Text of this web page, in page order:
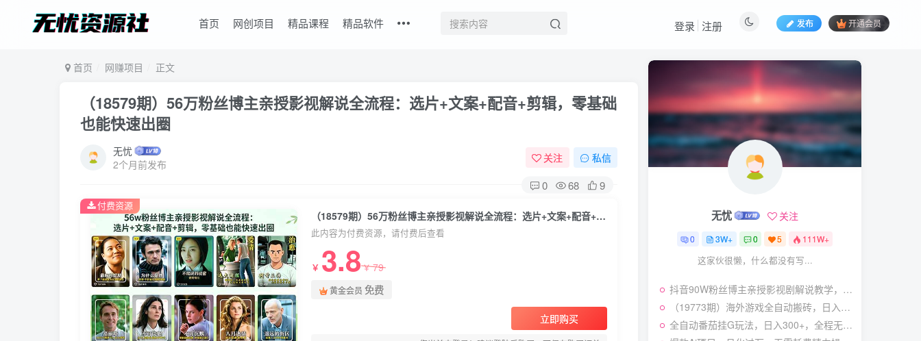
首页 网创项目 精品课程 精品软件 发布 开通会员
登录 注册
首页 网赚项目 正文
（18579期）56万粉丝博主亲授影视解说全流程：选片+文案+配音+剪辑，零基础
也能快速出圈
无忧
2个月前发布
关注 私信
0 68 9
（18579期）56万粉丝博主亲授影视解说全流程：选片+文案+配音+剪辑，零基础也能快速出圈
此内容为付费资源，请付费后查看
￥ 3.8￥79
黄金会员 免费
立即购买
付费资源
视频号暴力变现玩法，感
人瞬间绘画赛道，手机电脑
均可
24天前 ￥ 5.9 58
（19404期）2026闲鱼
电商高需求卖法，长期稳定
3 （19545期）AI短剧创
作：
ChatGPT+Seedance2.0教
程，从零制作恶毒女配短
全流程
14天前
4
7月最新抖音Ai美女涨粉
技术，3天万粉，小白也能
快速起号涨粉变现
28天前
无忧 关注
0 3W+ 0 5 111W+
这家伙很懒，什么都没有写...
抖音90W粉丝博主亲授影视剧解说教学，选剧选题+文案模板+AI指令+剪辑配音+封面全流程变现，解锁精选独家收益
（19773期）海外游戏全自动搬砖，日入1000+，全天无人值守，绿色稳定！
全自动番茄挂G玩法，日入300+，全程无需人工，一台电脑即可开展【揭秘】